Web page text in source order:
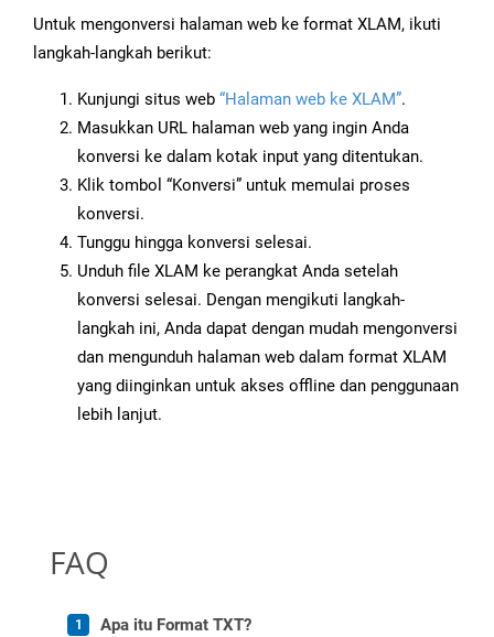
Untuk mengonversi halaman web ke format XLAM, ikuti
langkah-langkah berikut:
Kunjungi situs web “Halaman web ke XLAM”.
Masukkan URL halaman web yang ingin Anda
konversi ke dalam kotak input yang ditentukan.
Klik tombol “Konversi” untuk memulai proses
konversi.
Tunggu hingga konversi selesai.
Unduh file XLAM ke perangkat Anda setelah
konversi selesai. Dengan mengikuti langkah-
langkah ini, Anda dapat dengan mudah mengonversi
dan mengunduh halaman web dalam format XLAM
yang diinginkan untuk akses offline dan penggunaan
lebih lanjut.
FAQ
Apa itu Format TXT?